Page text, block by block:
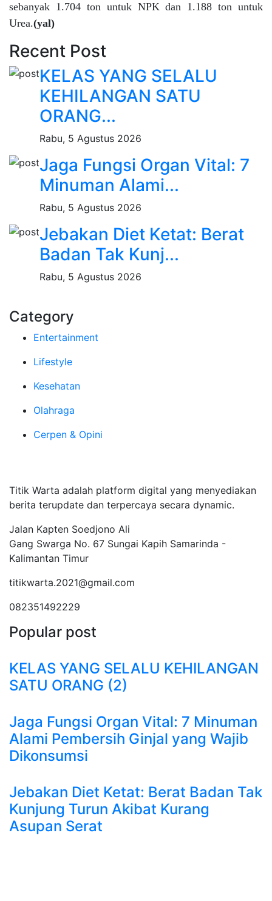
sebanyak 1.704 ton untuk NPK dan 1.188 ton untuk
Urea.(yal)
Recent Post
KELAS YANG SELALU
KEHILANGAN SATU
ORANG...
Rabu, 5 Agustus 2026
Jaga Fungsi Organ Vital: 7
Minuman Alami...
Rabu, 5 Agustus 2026
Jebakan Diet Ketat: Berat
Badan Tak Kunj...
Rabu, 5 Agustus 2026
Category
Entertainment
Lifestyle
Kesehatan
Olahraga
Cerpen & Opini
Titik Warta adalah platform digital yang menyediakan
berita terupdate dan terpercaya secara dynamic.
Jalan Kapten Soedjono Ali
Gang Swarga No. 67 Sungai Kapih Samarinda -
Kalimantan Timur
titikwarta.2021@gmail.com
082351492229
Popular post
KELAS YANG SELALU KEHILANGAN
SATU ORANG (2)
Jaga Fungsi Organ Vital: 7 Minuman
Alami Pembersih Ginjal yang Wajib
Dikonsumsi
Jebakan Diet Ketat: Berat Badan Tak
Kunjung Turun Akibat Kurang
Asupan Serat